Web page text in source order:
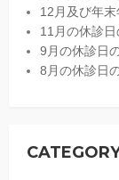
12月及び年
11月の休診
9月の休診日
8月の休診日